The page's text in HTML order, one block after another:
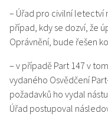
– Úřad pro civilní letectví
případ, kdy se dozví, že
Oprávnění, bude řešen
– v případě Part 147 v
vydaného Osvědčení
požadavků ho vydal
Úřad postupoval